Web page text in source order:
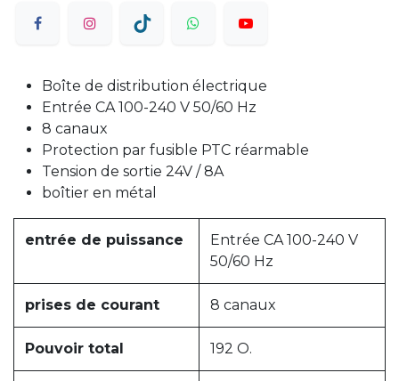
Boîte de distribution électrique
Entrée CA 100-240 V 50/60 Hz
8 canaux
Protection par fusible PTC réarmable
Tension de sortie 24V / 8A
boîtier en métal
entrée de puissance
Entrée CA 100-240 V
50/60 Hz
prises de courant 8 canaux
Pouvoir total 192 O.